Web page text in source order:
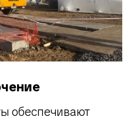
обеспечивают